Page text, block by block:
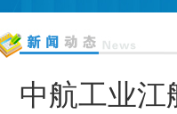
中航工业江